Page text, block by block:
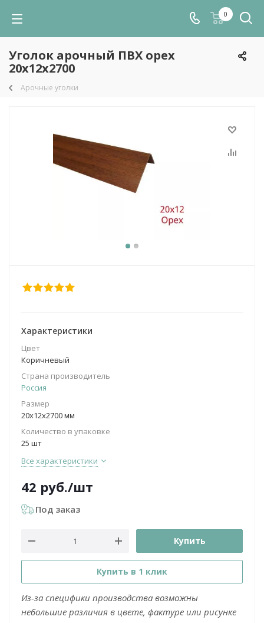
0
Уголок арочный ПВХ орех
20х12х2700
Арочные уголки
Характеристики
Цвет
Коричневый
Страна производитель
Россия
Размер
20х12х2700 мм
Количество в упаковке
25 шт
Все характеристики
42 руб./шт
Под заказ
Купить
Купить в 1 клик
Из-за специфики производства возможны
небольшие различия в цвете, фактуре или рисунке